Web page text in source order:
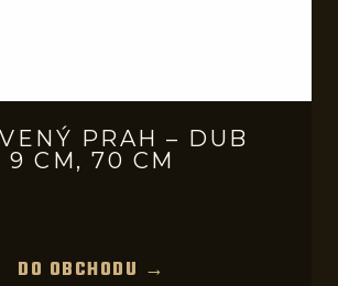
PRAH – DUB
9 CM, 70 CM
DO OBCHODU →